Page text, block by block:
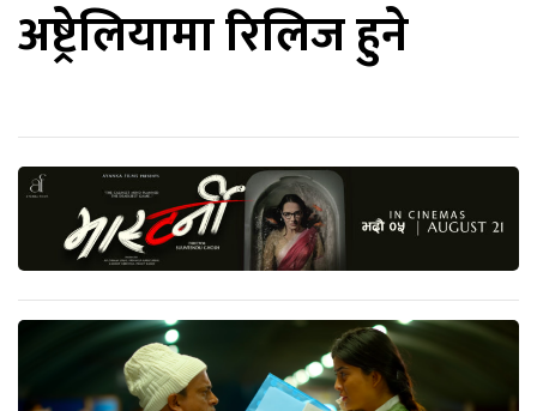
अष्ट्रेलियामा रिलिज हुने